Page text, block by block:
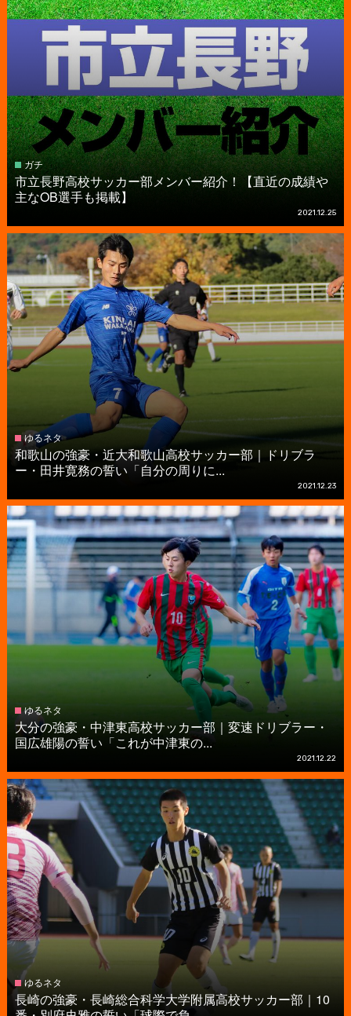
ガチ
市立長野高校サッカー部メンバー紹介！【直近の成績や
主なOB選手も掲載】
2021.12.25
ゆるネタ
和歌山の強豪・近大和歌山高校サッカー部｜ドリブラ
ー・田井寛務の誓い「自分の周りに...
2021.12.23
ゆるネタ
大分の強豪・中津東高校サッカー部｜変速ドリブラー・
国広雄陽の誓い「これが中津東の...
2021.12.22
ゆるネタ
長崎の強豪・長崎総合科学大学附属高校サッカー部｜10